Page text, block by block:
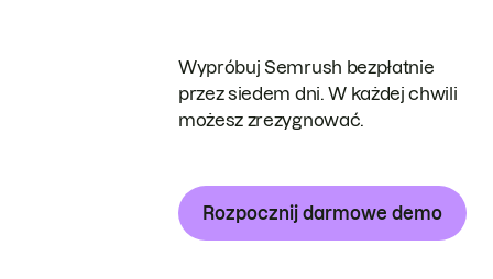
Wypróbuj Semrush bezpłatnie
przez siedem dni. W każdej chwili
możesz zrezygnować.
Rozpocznij darmowe demo